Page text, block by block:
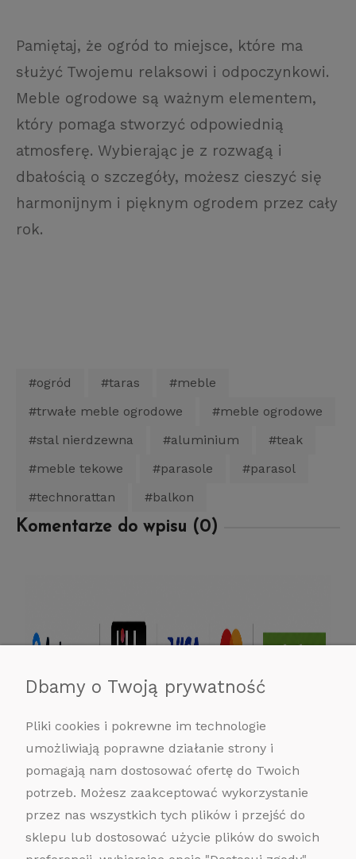
Pamiętaj, że ogród to miejsce, które ma
służyć Twojemu relaksowi i odpoczynkowi.
Meble ogrodowe są ważnym elementem,
który pomaga stworzyć odpowiednią
atmosferę. Wybierając je z rozwagą i
dbałością o szczegóły, możesz cieszyć się
harmonijnym i pięknym ogrodem przez cały
rok.
#ogród #taras
#meble
#trwałe meble ogrodowe
#meble ogrodowe
#stal nierdzewna
#aluminium
#teak
#meble tekowe
#parasole
#parasol
#technorattan
#balkon
Komentarze do wpisu (0)
POMOC
Dbamy o Twoją prywatność
Pliki cookies i pokrewne im technologie
umożliwiają poprawne działanie strony i
pomagają nam dostosować ofertę do Twoich
potrzeb. Możesz zaakceptować wykorzystanie
przez nas wszystkich tych plików i przejść do
sklepu lub dostosować użycie plików do swoich